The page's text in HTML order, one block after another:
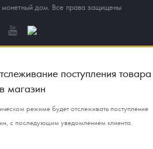
дом. Все права защищены
поступления товара
в магазин
режиме будет отслеживать поступление
с последующим уведомлением клиента.